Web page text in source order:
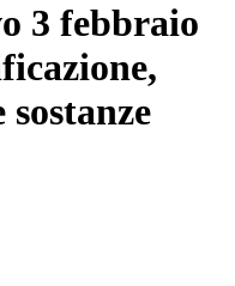
3 febbraio